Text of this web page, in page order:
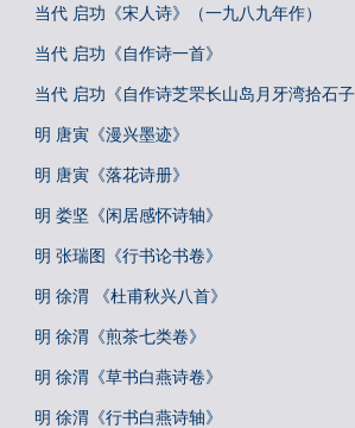
当代 启功《宋人诗》（一九八九年作）
当代 启功《自作诗一首》
当代 启功《自作诗芝罘长山岛月牙湾拾石子
明 唐寅《漫兴墨迹》
明 唐寅《落花诗册》
明 娄坚《闲居感怀诗轴》
明 张瑞图《行书论书卷》
明 徐渭 《杜甫秋兴八首》
明 徐渭《煎茶七类卷》
明 徐渭《草书白燕诗卷》
明 徐渭《行书白燕诗轴》